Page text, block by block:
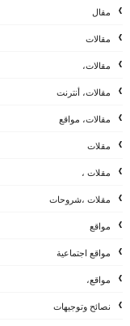
مقال
مقالات
مقالات،
مقالات، أنترنت
مقالات، مواقع
مقلات
مقلات ،
مقلات ،شروحات
مواقع
مواقع اجتماعية
مواقع،
نصائح وتوجيهات